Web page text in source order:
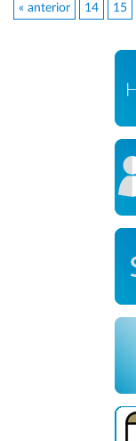
« anterior 14 15